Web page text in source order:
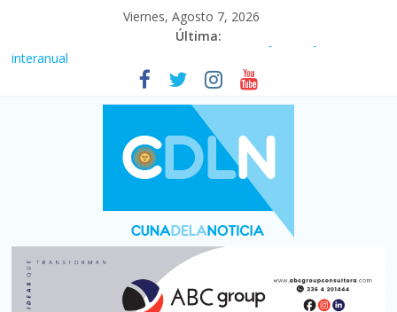
Viernes, Agosto 7, 2026
Última:
Fuerte caída de la venta de autos usados en julio: bajó un 12,6%
Central venció 1 a 0 al River de Coudet en el Monumental
La morosidad alcanzó su nivel más alto en dos décadas y ya
afecta a 400 mil deudores en Santa Fe
Desde que asumió Milei cerraron 41.000 kioscos: el sector
denuncia crisis como en 2001
Vacaciones de invierno con más movimiento y consumo
turístico: 4,6 millones de personas viajaron por el país, un 5,9%